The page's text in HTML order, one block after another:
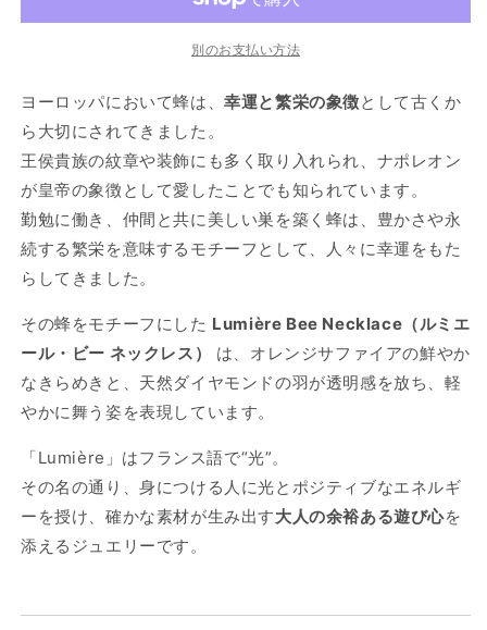
ー
ネ
ッ
ク
レ
ス
の
数
を
減
ら
す
ー
ネ
ッ
ク
レ
ス
の
を
増
や
す
別のお支払い方法
ヨーロッパにおいて蜂は、幸運と繁栄の象徴として古くか
ら大切にされてきました。
王侯貴族の紋章や装飾にも多く取り入れられ、ナポレオン
が皇帝の象徴として愛したことでも知られています。
勤勉に働き、仲間と共に美しい巣を築く蜂は、豊かさや永
続する繁栄を意味するモチーフとして、人々に幸運をもた
らしてきました。
その蜂をモチーフにした Lumière Bee Necklace（ルミエ
ール・ビー ネックレス）
は、オレンジサファイアの鮮やか
なきらめきと、天然ダイヤモンドの羽が透明感を放ち、軽
やかに舞う姿を表現しています。
「Lumière」はフランス語で“光”。
その名の通り、身につける人に光とポジティブなエネルギ
ーを授け、確かな素材が生み出す大人の余裕ある遊び心を
添えるジュエリーです。